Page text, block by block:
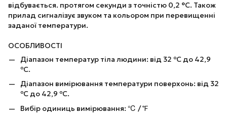
відбувається. протягом секунди з точністю 0,2 °С. Також
прилад сигналізує звуком та кольором при перевищенні
заданої температури.
ОСОБЛИВОСТІ
Діапазон температур тіла людини: від 32 ºC до 42,9
ºC.
Діапазон вимірювання температури поверхонь: від 32
ºC до 42,9 ºC.
Вибір одиниць вимірювання: ℃ / ℉